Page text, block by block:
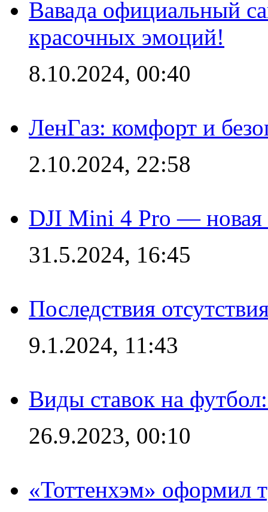
Вавада официальный
красочных эмоций!
8.10.2024, 00:40
ЛенГаз: комфорт и
2.10.2024, 22:58
DJI Mini 4 Pro — новая
31.5.2024, 16:45
Последствия
9.1.2024, 11:43
Виды ставок на
26.9.2023, 00:10
«Тоттенхэм» оформил